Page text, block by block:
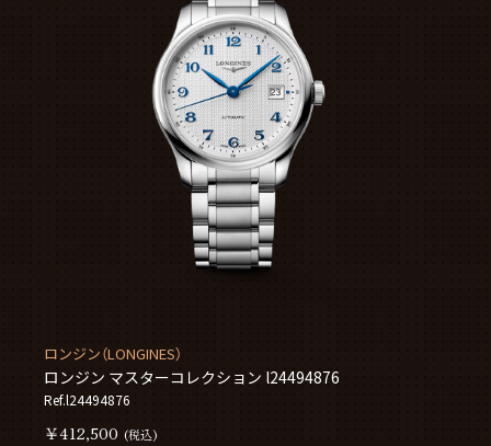
ロンジン（LONGINES）
ロンジン マスターコレクション l24494876
Ref.l24494876
￥412,500 (税込)